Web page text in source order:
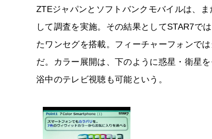
ZTEジャパンとソフトバンクモバイルは、
して調査を実施。その結果としてSTAR7で
たワンセグを搭載。フィーチャーフォンで
だ。カラー展開は、下のように惑星・衛星
浴中のテレビ視聴も可能という。